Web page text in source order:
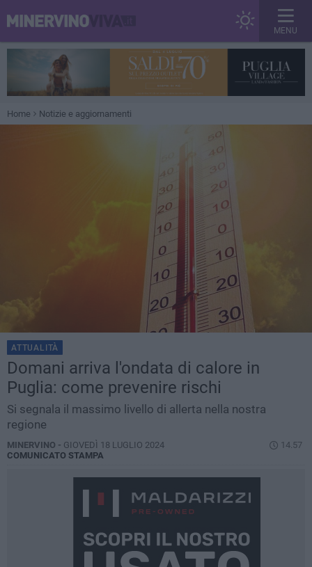
MENU
Home Notizie e aggiornamenti
ATTUALITÀ
Domani arriva l'ondata di calore in
Puglia: come prevenire rischi
Si segnala il massimo livello di allerta nella nostra
regione
MINERVINO - GIOVEDÌ 18 LUGLIO 2024
14.57
COMUNICATO STAMPA